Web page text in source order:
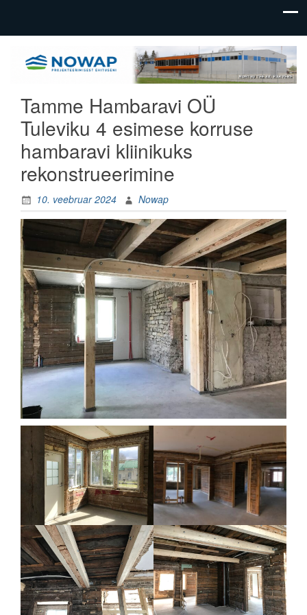
Nowap
üldehitus,
tootmishoonete
Tamme Hambaravi OÜ
Tuleviku 4 esimese korruse
hambaravi kliinikuks
rekonstrueerimine
10. veebruar 2024 Nowap